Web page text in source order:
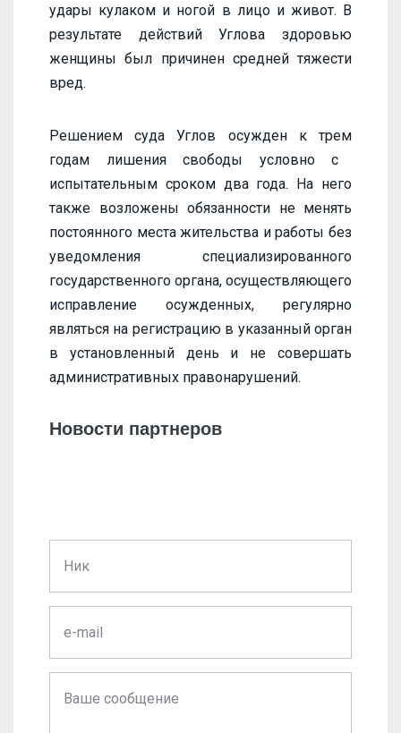
удары кулаком и ногой в лицо иживот. В
результате действий Углова здоровью
женщины был причинен средней тяжести
вред.
Решением судаУглов осужден ктрем
годам лишения свободы условно с
испытательным сроком двагода. На него
также возложены обязанности не менять
постоянного места жительства и работы без
уведомления специализированного
государственного органа, осуществляющего
исправление осужденных, регулярно
являться на регистрацию в указанный орган
в установленный день и не совершать
административных правонарушений.
Новости партнеров